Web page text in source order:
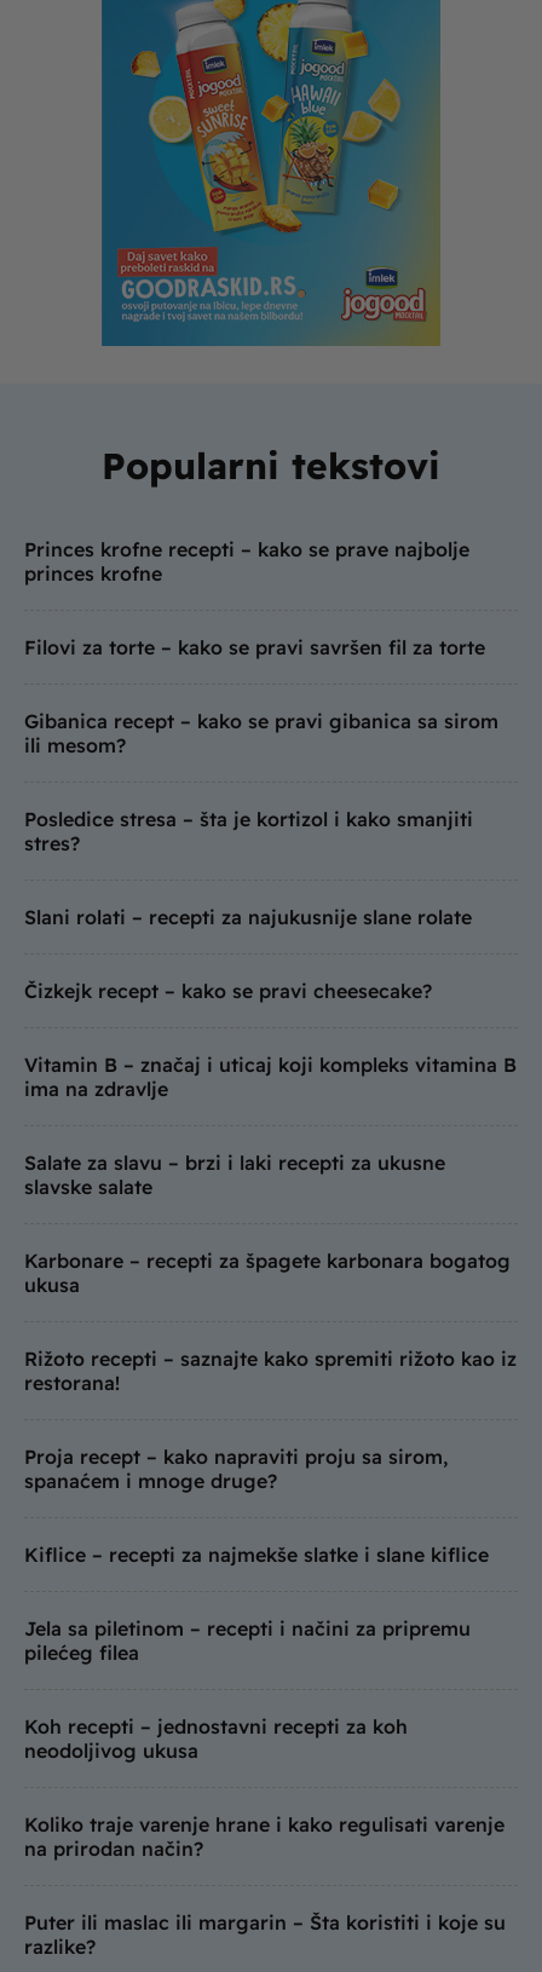
Popularni tekstovi
Princes krofne recepti – kako se prave najbolje
princes krofne
Filovi za torte – kako se pravi savršen fil za torte
Gibanica recept – kako se pravi gibanica sa sirom
ili mesom?
Posledice stresa – šta je kortizol i kako smanjiti
stres?
Slani rolati – recepti za najukusnije slane rolate
Čizkejk recept – kako se pravi cheesecake?
Vitamin B – značaj i uticaj koji kompleks vitamina B
ima na zdravlje
Salate za slavu – brzi i laki recepti za ukusne
slavske salate
Karbonare – recepti za špagete karbonara bogatog
ukusa
Rižoto recepti – saznajte kako spremiti rižoto kao iz
restorana!
Proja recept – kako napraviti proju sa sirom,
spanaćem i mnoge druge?
Kiflice – recepti za najmekše slatke i slane kiflice
Jela sa piletinom – recepti i načini za pripremu
pilećeg filea
Koh recepti – jednostavni recepti za koh
neodoljivog ukusa
Koliko traje varenje hrane i kako regulisati varenje
na prirodan način?
Puter ili maslac ili margarin – Šta koristiti i koje su
razlike?